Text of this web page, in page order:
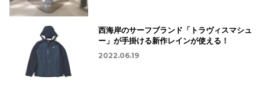
西海岸のサーフブランド「トラヴィスマシュ
ー」が手掛ける新作レインが使える！
2022.06.19